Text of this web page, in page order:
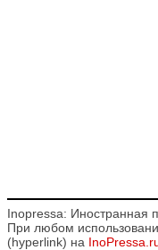
Inopressa: Иностранная
При любом
(hyperlink) на